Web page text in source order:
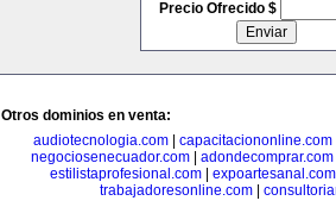
Precio Ofrecido $
Otros dominios en venta:
audiotecnologia.com
capacitaciononline.com
negociosenecuador.com| adondecomprar.com
estilistaprofesional.com
expoartesanal.com
trabajadoresonline.com